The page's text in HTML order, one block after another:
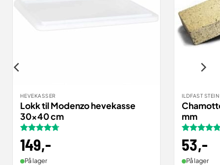
HEVEKASSER
Lokk til Modenzo hevekasse
30×40 cm
Vurdert
4.73av 5
149,-
På lager
ILDFAST STEIN
mm
Vurdert
4.75av 5
53,-
På lager